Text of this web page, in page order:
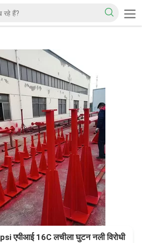
एपीआई 16C लचीला घुटन नली विरोधी